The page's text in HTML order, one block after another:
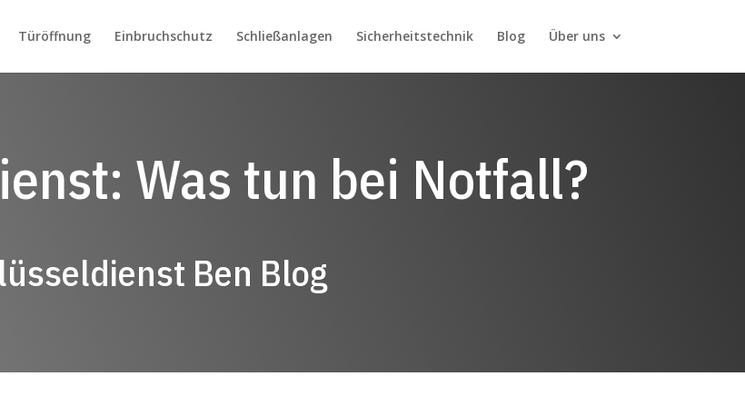
Türöffnung Einbruchschutz Schließanlagen Sicherheitstechnik Blog Über uns
Was tun bei Notfall?
Ben Blog